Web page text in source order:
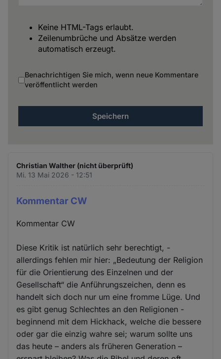
Keine HTML-Tags erlaubt.
Zeilenumbrüche und Absätze werden
automatisch erzeugt.
Benachrichtigen Sie mich, wenn neue Kommentare
veröffentlicht werden
Christian Walther (nicht überprüft)
Mi. 13 Mai 2026 - 12:51
Kommentar CW
Kommentar CW
Diese Kritik ist natürlich sehr berechtigt, -
allerdings fehlen mir hier: „Bedeutung der Religion
für die Orientierung des Einzelnen und der
Gesellschaft“ die Anführungszeichen, denn es
handelt sich doch nur um eine fromme Lüge. Und
es gibt genug Schlechtes an den Religionen -
beginnend mit dem Hickhack, welche die bessere
oder gar die einzig wahre sei; warum sollte uns
das heute – anders als früheren Generation –